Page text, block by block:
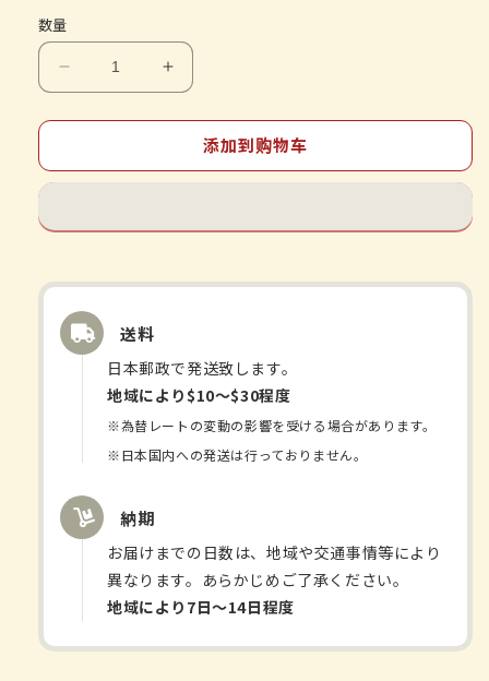
数量
门
物
颗
《TSUMURA
数
量
门
粒
《TSUMURA
汉
方》
添加到购物车
送料
日本郵政で発送致します。
地域により$10〜$30程度
※為替レートの変動の影響を受ける場合があります。
※日本国内への発送は行っておりません。
納期
お届けまでの日数は、地域や交通事情等により
異なります。あらかじめご了承ください。
地域により7日〜14日程度